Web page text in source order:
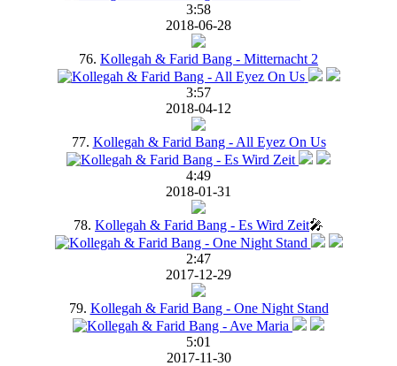
3:58
2018-06-28
76. Kollegah & Farid Bang - Mitternacht 2
3:57
2018-04-12
77. Kollegah & Farid Bang - All Eyez On Us
4:49
2018-01-31
78. Kollegah & Farid Bang - Es Wird Zeit🎤
2:47
2017-12-29
79. Kollegah & Farid Bang - One Night Stand
5:01
2017-11-30